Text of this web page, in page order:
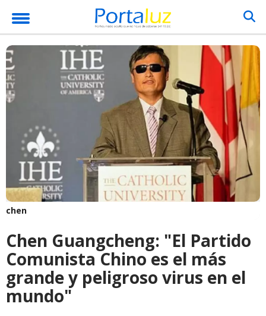
chen
Chen Guangcheng: "El Partido
Comunista Chino es el más
grande y peligroso virus en el
mundo"